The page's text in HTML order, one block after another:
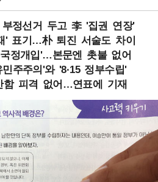
부정선거 두고 李 '집권 연장'
' 표기…朴 퇴진 서술도 차이
정개입'…본문엔 촛불 없어
주주의'와 '8·15 정부수립'
함 피격 없어…연표에 기재